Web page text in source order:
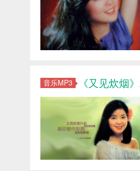
音乐MP3 《又见炊烟